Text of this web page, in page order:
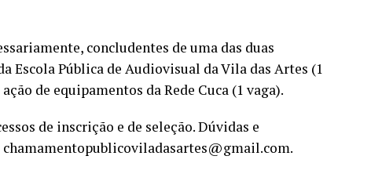
concludentes de uma das duas
Escola Pública de Audiovisual da Vila das Artes (1
de equipamentos da Rede Cuca (1 vaga).
de inscrição e de seleção. Dúvidas e
chamamentopublicoviladasartes@gmail.com.